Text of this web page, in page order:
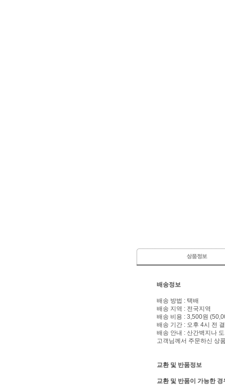
배송정보
배송 방법 : 택배
배송 지역 : 전국지역
배송 비용 : 3,500원
배송 기간 : 오후 4시 전
배송 안내 : 산간벽지나
고객님께서 주문하신 상
교환 및 반품정보
교환 및 반품이 가능한 경